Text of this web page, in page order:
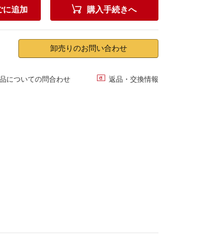
に追加  購入手続きへ
卸売りのお問い合わせ
についての問合わせ  返品・交換情報